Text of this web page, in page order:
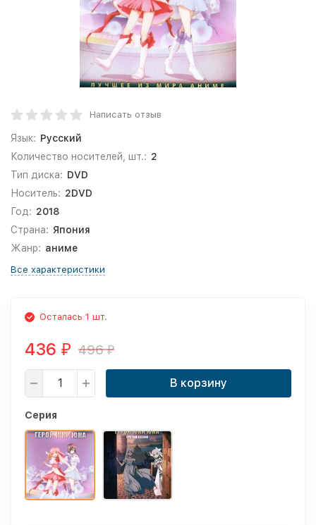
Написать отзыв
Язык: Русский
Количество носителей, шт.: 2
Тип диска: DVD
Носитель: 2DVD
Год: 2018
Страна: Япония
Жанр: аниме
Все характеристики
Осталась 1 шт.
436 ₽ 496₽
В корзину
Серия